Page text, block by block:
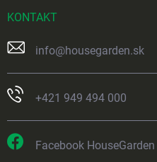
KONTAKT
info@housegarden.sk
+421 949 494 000
Facebook HouseGarden